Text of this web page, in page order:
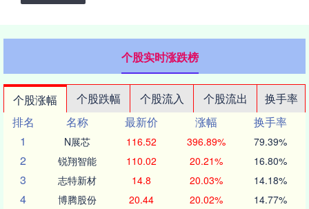
个股实时涨跌榜
个股涨幅 个股跌幅 个股流入 个股流出
换手率
排名
名称 最新价 涨幅
换手率
1
N展芯 116.52 396.89% 79.39%
2 锐翔智能 110.02 20.21% 16.80%
3 志特新材 14.8 20.03% 14.18%
4 博腾股份 20.44 20.02% 14.77%